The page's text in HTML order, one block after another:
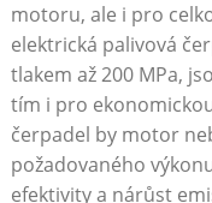
motoru, ⁣ale i pro
elektrická palivová
tlakem⁣ až 200 MPa,
tím ⁣i pro
čerpadel by motor
požadovaného
efektivity a nárůst